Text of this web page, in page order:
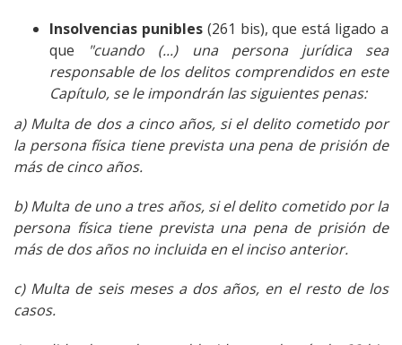
Insolvencias punibles(261 bis), que está ligado a
que
"cuando (...) una persona jurídica sea
responsable de los delitos comprendidos en este
Capítulo, se le impondrán las siguientes penas:
a) Multa de dos a cinco años, si el delito cometido por
la persona física tiene prevista una pena de prisión de
más de cinco años.
b) Multa de uno a tres años, si el delito cometido por la
persona física tiene prevista una pena de prisión de
más de dos años no incluida en el inciso anterior.
c) Multa de seis meses a dos años, en el resto de los
casos.